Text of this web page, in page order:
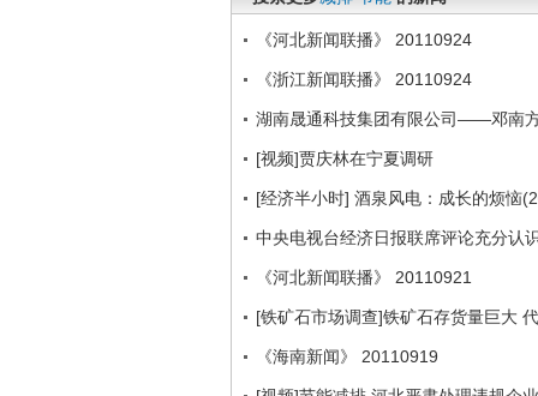
《河北新闻联播》 20110924
《浙江新闻联播》 20110924
湖南晟通科技集团有限公司——邓南
[视频]贾庆林在宁夏调研
[经济半小时] 酒泉风电：成长的烦恼
中央电视台经济日报联席评论充分认
《河北新闻联播》 20110921
[铁矿石市场调查]铁矿石存货量巨大
《海南新闻》 20110919